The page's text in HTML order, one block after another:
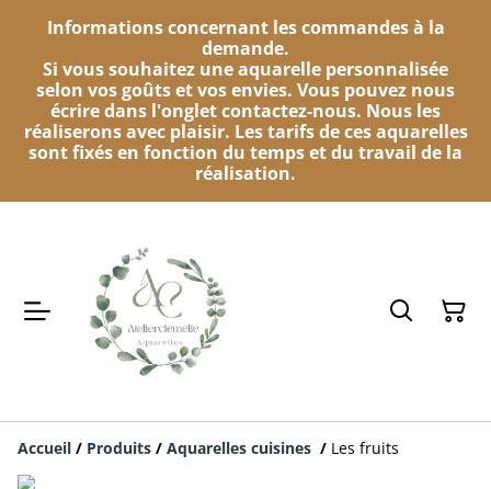
Informations concernant les commandes à la
demande.
Si vous souhaitez une aquarelle personnalisée
selon vos goûts et vos envies. Vous pouvez nous
écrire dans l'onglet contactez-nous. Nous les
réaliserons avec plaisir. Les tarifs de ces aquarelles
sont fixés en fonction du temps et du travail de la
réalisation.
Accueil / Produits / Aquarelles cuisines / Les fruits